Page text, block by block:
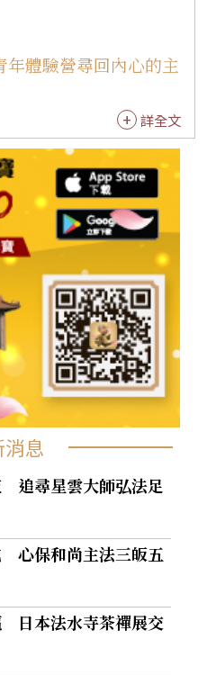
小茶師十年來堅持「制
供養，廣結善緣」的精
們未來將更懂得回饋社
法師表示，
取經，更是一場深刻的
畢業，唯有持續深化與
驗在地文化，才是旅行
許小小茶師能將此行所
恩與柔軟之心，在茶道
具國際視野與智慧的新
體驗營尋回內心的主
詳全文
息
追尋星雲大師弘法足
心保和尚主法三皈五
日本法水寺茶禪展交